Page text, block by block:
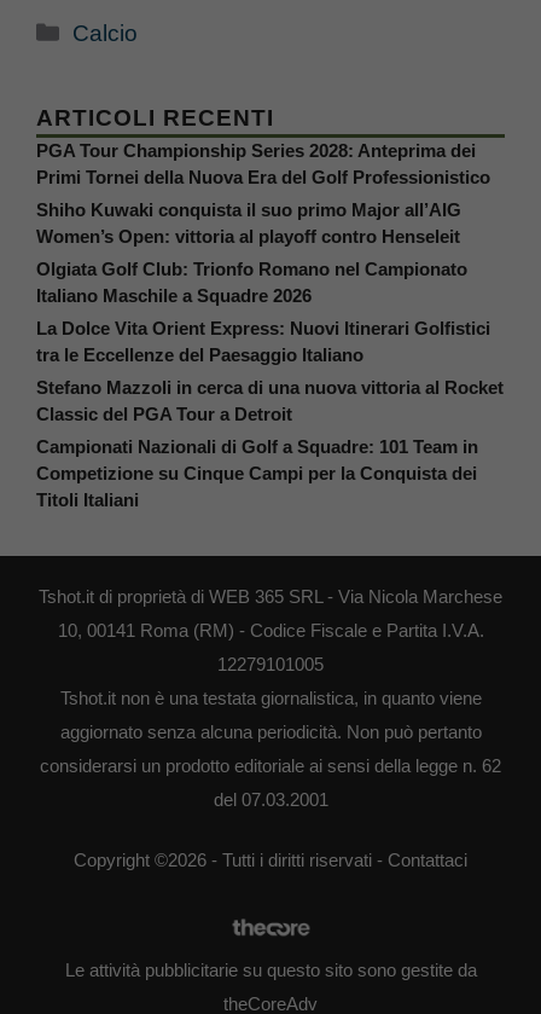
Categorie
Calcio
ARTICOLI RECENTI
PGA Tour Championship Series 2028: Anteprima dei
Primi Tornei della Nuova Era del Golf Professionistico
Shiho Kuwaki conquista il suo primo Major all’AIG
Women’s Open: vittoria al playoff contro Henseleit
Olgiata Golf Club: Trionfo Romano nel Campionato
Italiano Maschile a Squadre 2026
La Dolce Vita Orient Express: Nuovi Itinerari Golfistici
tra le Eccellenze del Paesaggio Italiano
Stefano Mazzoli in cerca di una nuova vittoria al Rocket
Classic del PGA Tour a Detroit
Campionati Nazionali di Golf a Squadre: 101 Team in
Competizione su Cinque Campi per la Conquista dei
Titoli Italiani
Tshot.it di proprietà di WEB 365 SRL - Via Nicola Marchese
10, 00141 Roma (RM) - Codice Fiscale e Partita I.V.A.
12279101005
Tshot.it non è una testata giornalistica, in quanto viene
aggiornato senza alcuna periodicità. Non può pertanto
considerarsi un prodotto editoriale ai sensi della legge n. 62
del 07.03.2001
Copyright ©2026 - Tutti i diritti riservati - Contattaci
Le attività pubblicitarie su questo sito sono gestite da
theCoreAdv